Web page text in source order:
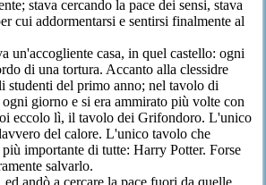
stava cercando la pace dei sensi, stava
cui addormentarsi e sentirsi finalmente al
un'accogliente casa, in quel castello: ogni
di una tortura. Accanto alla clessidre
studenti del primo anno; nel tavolo di
giorno e si era ammirato più volte con
eccolo lì, il tavolo dei Grifondoro. L'unico
del calore. L'unico tavolo che
importante di tutte: Harry Potter. Forse
salvarlo.
andò a cercare la pace fuori da quelle